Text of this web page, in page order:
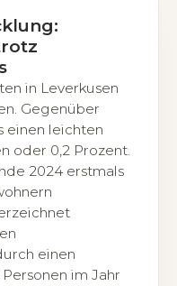
in Leverkusen
Gegenüber
einen leichten
oder 0,2 Prozent.
2024 erstmals
einen
im Jahr